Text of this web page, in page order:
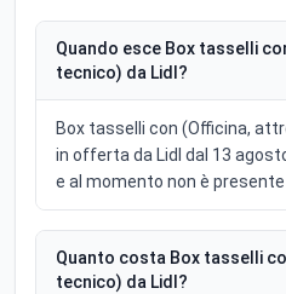
Quando esce Box tasselli
tecnico) da Lidl?
Box tasselli con (Officina,
in offerta da Lidl dal 13
e al momento non è
Quanto costa Box tasselli
tecnico) da Lidl?